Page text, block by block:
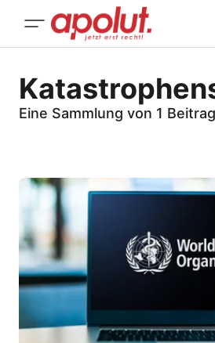
Eine Sammlung von 1 Beitrag